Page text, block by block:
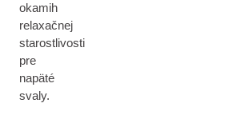
okamih
relaxačnej
starostlivosti
pre
napäté
svaly.